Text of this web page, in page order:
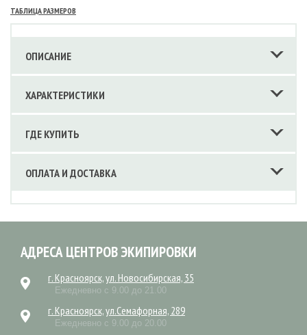
ТАБЛИЦА РАЗМЕРОВ
ОПИСАНИЕ
ХАРАКТЕРИСТИКИ
ГДЕ КУПИТЬ
ОПЛАТА И ДОСТАВКА
АДРЕСА ЦЕНТРОВ ЭКИПИРОВКИ
г. Красноярск, ул. Новосибирская, 35
Ежедневно с 9.00 до 21.00
г. Красноярск, ул.Семафорная, 289
Ежедневно с 9.00 до 20.00